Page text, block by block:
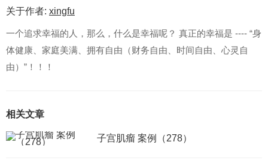
关于作者: xingfu
一个追求幸福的人，那么，什么是幸福呢？ 真正的幸福是 ---- “身
体健康、家庭美满、拥有自由（财务自由、时间自由、心灵自
由）”！！！
相关文章
子宫肌瘤 案例（278）